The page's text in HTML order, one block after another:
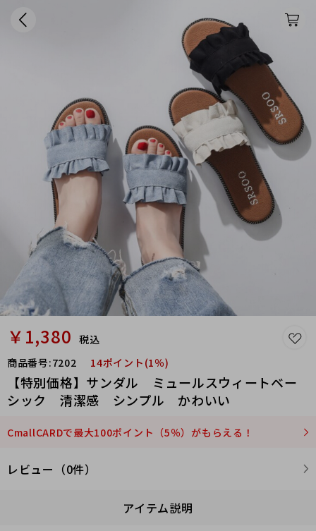
￥1,380 税込
商品番号:7202 14ポイント(1％)
【特別価格】サンダル ミュールスウィートベー
シック 清潔感 シンプル かわいい
CmallCARDで最大100ポイント（5％）がもらえる！
レビュー（0件）
アイテム説明